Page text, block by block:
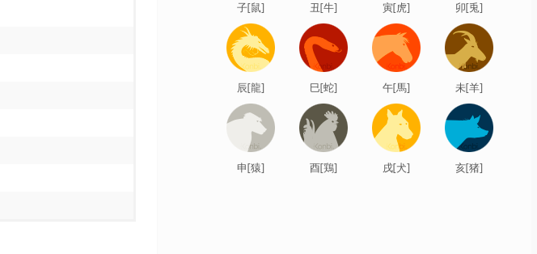
子[鼠] 丑[牛] 寅[虎] 卯[兎]
辰[龍] 巳[蛇] 午[馬] 未[羊]
申[猿] 酉[鶏] 戌[犬] 亥[猪]